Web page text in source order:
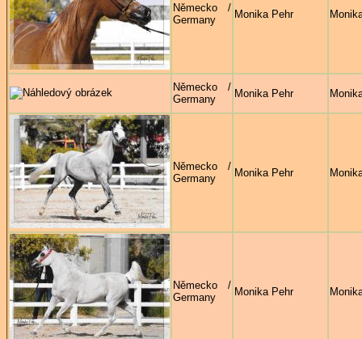
Německo /
Germany
Monika Pehr
Německo /
Germany
Monika Pehr
Německo /
Germany
Monika Pehr
Německo /
Germany
Monika Pehr